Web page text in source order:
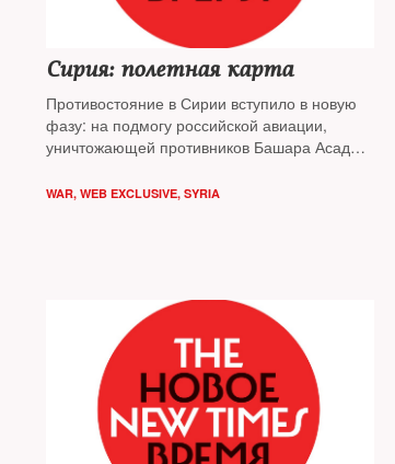
Сирия: полетная карта
Противостояние в Сирии вступило в новую
фазу: на подмогу российской авиации,
уничтожающей противников Башара Асада
богу, мы пока не воюем друг с другом», —
WAR, WEB EXCLUSIVE, SYRIA